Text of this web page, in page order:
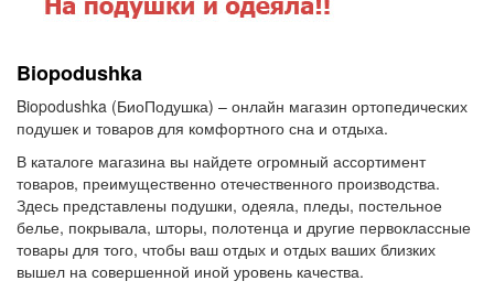
Biopodushka
Biopodushka (БиоПодушка) – онлайн магазин ортопедических
подушек и товаров для комфортного сна и отдыха.
В каталоге магазина вы найдете огромный ассортимент
товаров, преимущественно отечественного производства.
Здесь представлены подушки, одеяла, пледы, постельное
белье, покрывала, шторы, полотенца и другие первоклассные
товары для того, чтобы ваш отдых и отдых ваших близких
вышел на совершенной иной уровень качества.